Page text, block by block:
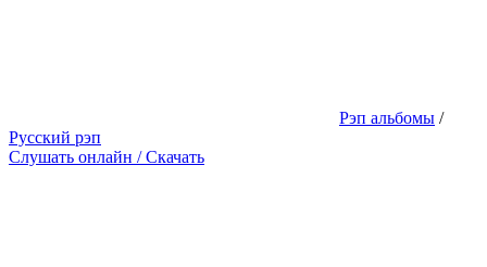
Рэп альбомы /
Русский рэп
Слушать онлайн / Скачать